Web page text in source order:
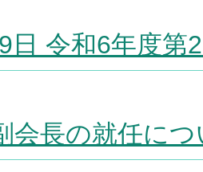
日 令和6年度第
会長の就任に